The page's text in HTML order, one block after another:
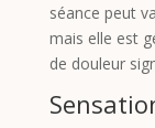
séance peut
mais elle est
de douleur